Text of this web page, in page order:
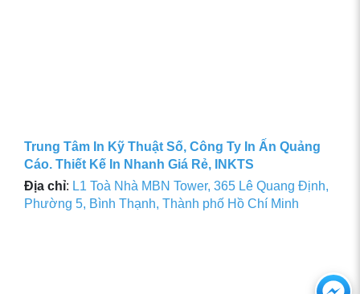
Trung Tâm In Kỹ Thuật Số, Công Ty In Ấn Quảng
Cáo. Thiết Kế In Nhanh Giá Rẻ, INKTS
Địa chỉ: L1 Toà Nhà MBN Tower, 365 Lê Quang Định,
Phường 5, Bình Thạnh, Thành phố Hồ Chí Minh